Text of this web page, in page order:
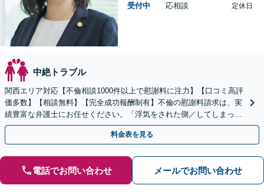
受付中
応相談
定休日
中絶トラブル
関西エリア対応【不倫相談1000件以上で慰謝料に注力】【口コミ高評
価多数】【相談無料】【完全成功報酬制有】不倫の慰謝料請求は、実
績豊富な弁護士にお任せください。「浮気をされた側／してしまった
側両方対応」人情派弁護士！
料金表を見る
電話でお問い合わせ メールでお問い合わせ